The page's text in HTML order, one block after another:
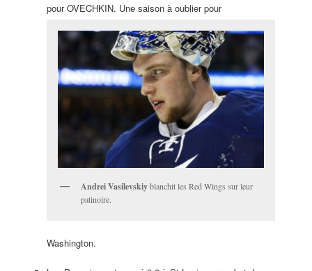
pour OVECHKIN. Une saison à oublier pour
Andrei Vasilevskiyblanchit les Red Wings sur leur
patinoire.
Washington.